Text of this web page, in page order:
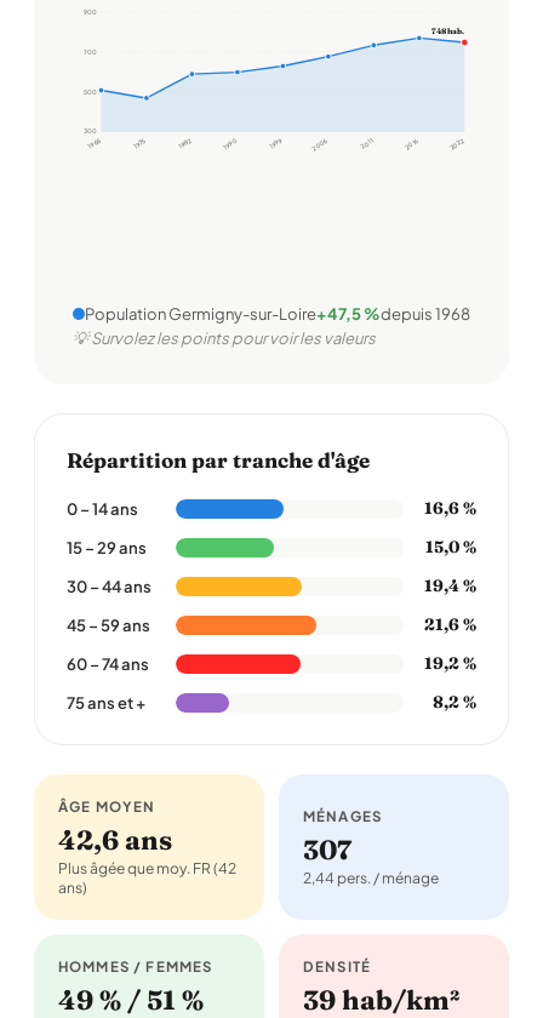
300
500
700
900
1968 1975 1982 1990 1999 2006 2011 2016 2022
748 hab.
Population Germigny-sur-Loire+47,5 %depuis 1968
💡 Survolez les points pour voir les valeurs
Répartition par tranche d'âge
0 – 14 ans 16,6 %
15 – 29 ans 15,0 %
30 – 44 ans 19,4 %
45 – 59 ans 21,6 %
60 – 74 ans 19,2 %
75 ans et + 8,2 %
ÂGE MOYEN
42,6 ans
Plus âgée que moy. FR (42
ans)
MÉNAGES
307
2,44 pers. / ménage
HOMMES / FEMMES
49 % / 51 %
DENSITÉ
39 hab/km²